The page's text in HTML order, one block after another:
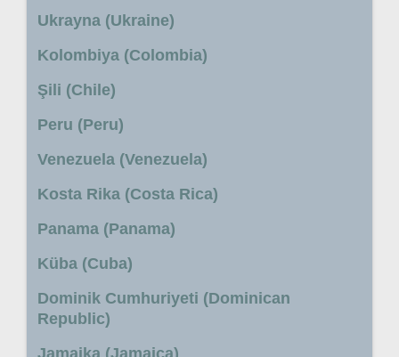
Ukrayna (Ukraine)
Kolombiya (Colombia)
Şili (Chile)
Peru (Peru)
Venezuela (Venezuela)
Kosta Rika (Costa Rica)
Panama (Panama)
Küba (Cuba)
Dominik Cumhuriyeti (Dominican
Republic)